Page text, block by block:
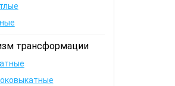
трансформации